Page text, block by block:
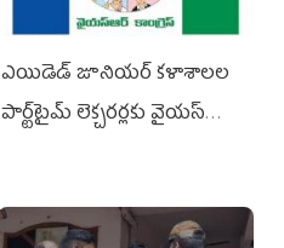
ఎయిడెడ్‌ జూనియర్‌ కళాశాలల
పార్ట్‌టైమ్‌ లెక్చరర్లకు వైయ‌స్